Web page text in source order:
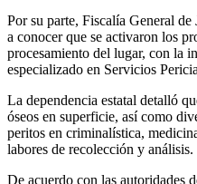
Por su parte, Fiscalía General de
a conocer que se activaron los
procesamiento del lugar, con la
especializado en Servicios
La dependencia estatal detalló
óseos en superficie, así como
peritos en criminalística,
labores de recolección y análisis.
De acuerdo con las autoridades